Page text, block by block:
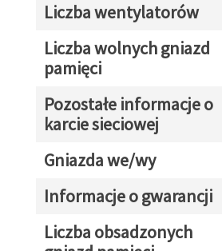
Liczba wentylatorów
Liczba wolnych gniazd
pamięci
Pozostałe informacje o
karcie sieciowej
Gniazda we/wy
Informacje o gwarancji
Liczba obsadzonych